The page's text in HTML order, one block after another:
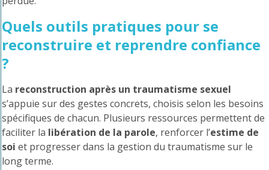
Quels outils pratiques pour se
reconstruire et reprendre confiance
?
La reconstruction après un traumatisme sexuel
s’appuie sur des gestes concrets, choisis selon les besoins
spécifiques de chacun. Plusieurs ressources permettent de
faciliter la libération de la parole, renforcer l’estime de
soi et progresser dans la gestion du traumatisme sur le
long terme.